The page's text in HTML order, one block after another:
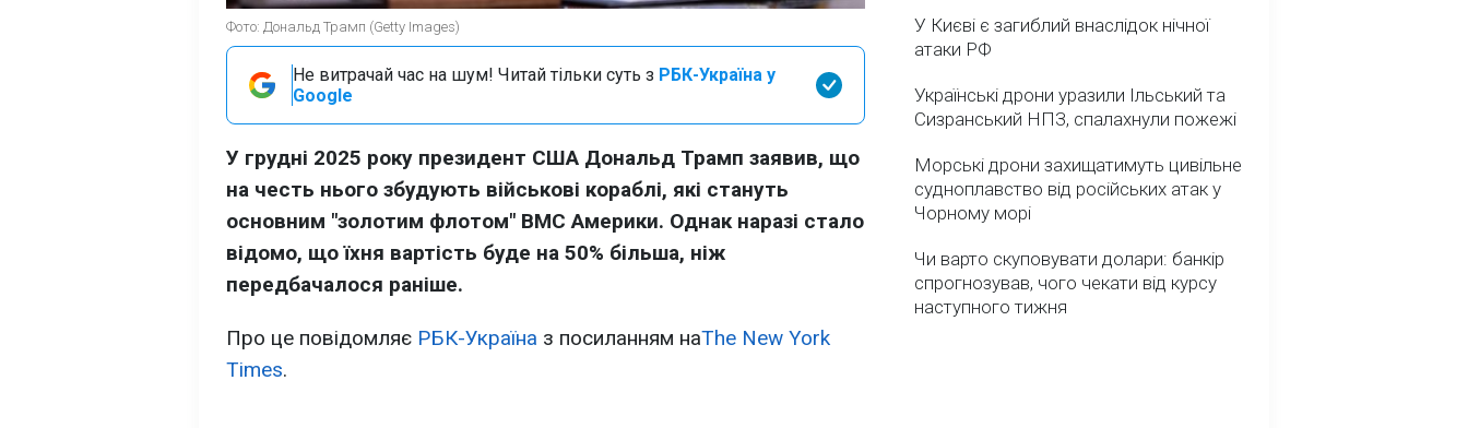
Фото: Дональд Трамп (Getty Images)
Не витрачай час на шум! Читай тільки суть з РБК-Україна у
Google
У грудні 2025 року президент США Дональд Трамп заявив, що
на честь нього збудують військові кораблі, які стануть
основним "золотим флотом" ВМС Америки. Однак наразі стало
відомо, що їхня вартість буде на 50% більша, ніж
передбачалося раніше.
Про це повідомляє РБК-Україна з посиланням наThe New York
Times.
У Києві є загиблий внаслідок нічної
атаки РФ
Українські дрони уразили Ільський та
Сизранський НПЗ, спалахнули пожежі
Морські дрони захищатимуть цивільне
судноплавство від російських атак у
Чорному морі
Чи варто скуповувати долари: банкір
спрогнозував, чого чекати від курсу
наступного тижня